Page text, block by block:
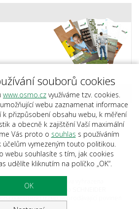
Osmo.cz, Všechna práva vyhrazena
| Design:
o evidenci tržeb je prodávající povinen
kupujícímu účtenku.
souborů cookies
www.osmo.cz využíváme tzv. cookies.
webu zaznamenat informace
k přizpůsobení obsahu webu, k měření
a obecně k zajištění Vaší maximální
Vás proto o souhlas s používáním
vymezeným touto politikou.
webu souhlasíte s tím, jak cookies
udělíte kliknutím na políčko „OK“.
OK